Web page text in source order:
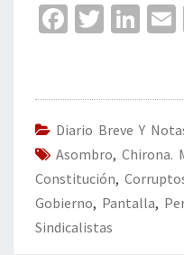
Fa
o
o
k
T
er
Li
dI
n
l
Diario Breve Y
Asombro, Chirona.
Constitución,
Gobierno, Pantalla,
Sindicalistas